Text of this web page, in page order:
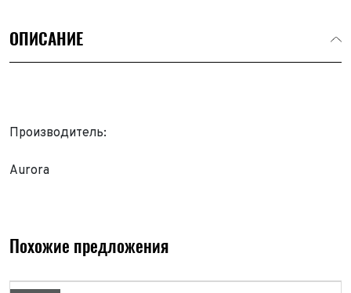
ОПИСАНИЕ
Производитель:
Aurora
Похожие предложения
ФИО*
Телефон*
Заявка на оценку
ФИО*